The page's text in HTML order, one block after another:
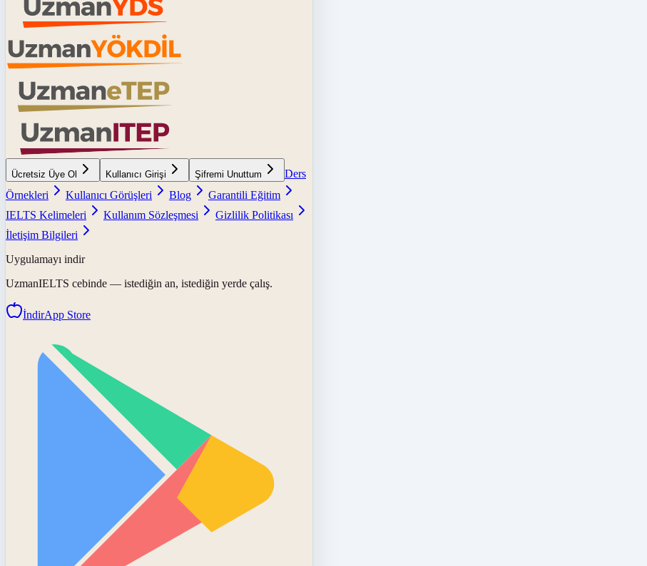
Ücretsiz Üye Ol Kullanıcı Girişi Şifremi Unuttum
Ders
Örnekleri
Kullanıcı Görüşleri Blog
Garantili Eğitim
IELTS Kelimeleri
Kullanım Sözleşmesi
Gizlilik Politikası
İletişim Bilgileri
Uygulamayı indir
UzmanIELTS cebinde — istediğin an, istediğin yerde çalış.
İndirApp Store